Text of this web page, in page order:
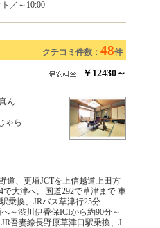
／～10:00
クチコミ件数： 48件
￥12430～
ん
ゃら
道、更埴JCTを上信越道上田方
大津へ。国道292で草津まで 車
乗換、JRバス草津行25分
～渋川伊香保ICIから約90分～
吾妻線長野原草津口駅乗換、J